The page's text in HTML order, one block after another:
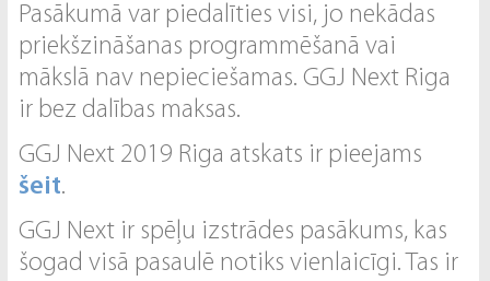
Pasākumā var piedalīties visi, jo nekādas
priekšzināšanas programmēšanā vai
mākslā nav nepieciešamas. GGJ Next Riga
ir bez dalības maksas.
GGJ Next 2019 Riga atskats ir pieejams
šeit.
GGJ Next ir spēļu izstrādes pasākums, kas
šogad visā pasaulē notiks vienlaicīgi. Tas ir